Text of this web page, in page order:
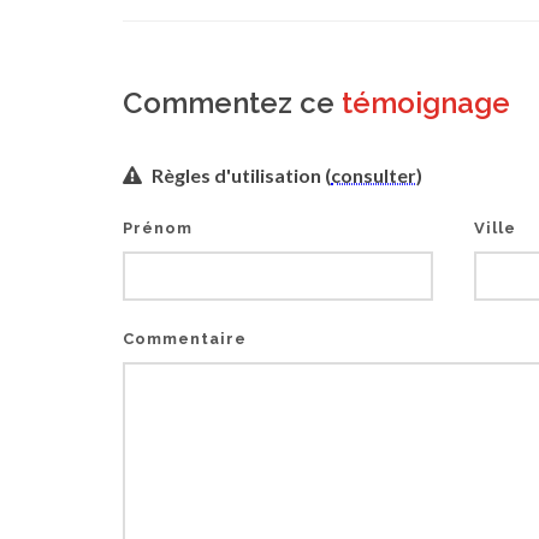
Commentez ce témoignage
Règles d'utilisation (consulter)
Prénom Ville
Commentaire